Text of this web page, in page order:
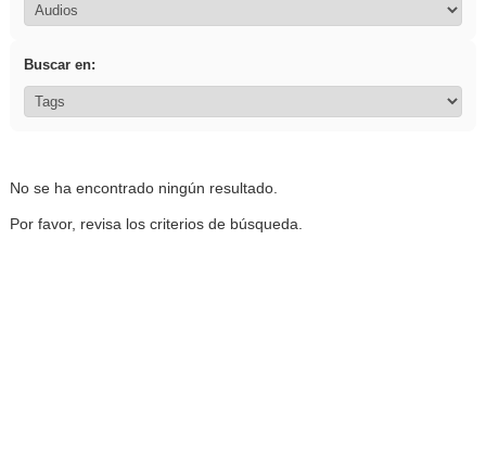
Buscar en:
No se ha encontrado ningún resultado.
Por favor, revisa los criterios de búsqueda.